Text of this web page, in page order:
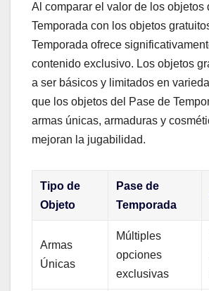
Al comparar el valor de los objetos
Temporada con los objetos
Temporada ofrece
contenido exclusivo. Los objetos
a ser básicos y limitados en
que los objetos del Pase de
armas únicas, armaduras y
mejoran la jugabilidad.
Tipo de
Objeto
Pase de
Temporada
Armas
Únicas
Múltiples
opciones
exclusivas